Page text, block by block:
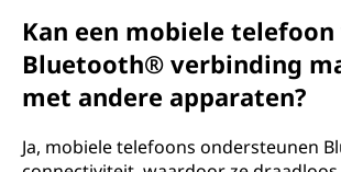
Kan een mobiele telefoon
Bluetooth® verbinding
met andere apparaten?
Ja, mobiele telefoons ondersteunen